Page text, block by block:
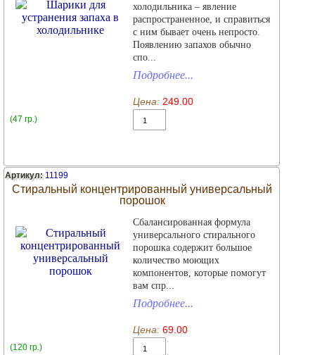
(47 гр.)
холодильника – явление
распространенное, и справиться
с ним бывает очень непросто.
Появлению запахов обычно
спо...
Подробнее...
Цена: 249.00
Артикул: 11199
Стиральный концентрированный универсальный
порошок
(120 гр.)
Сбалансированная формула
универсального стирального
порошка содержит большое
количество моющих
компонентов, которые помогут
вам спр...
Подробнее...
Цена: 69.00